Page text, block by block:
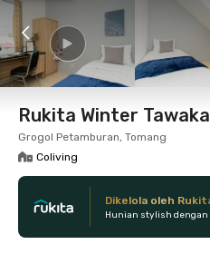
7 Agt 26 - Belum tahu
Foto Fasilitas bersama
Rukita Winter
Grogol Petamburan, Tomang
Coliving
Dikelola oleh
Hunian stylish dengan